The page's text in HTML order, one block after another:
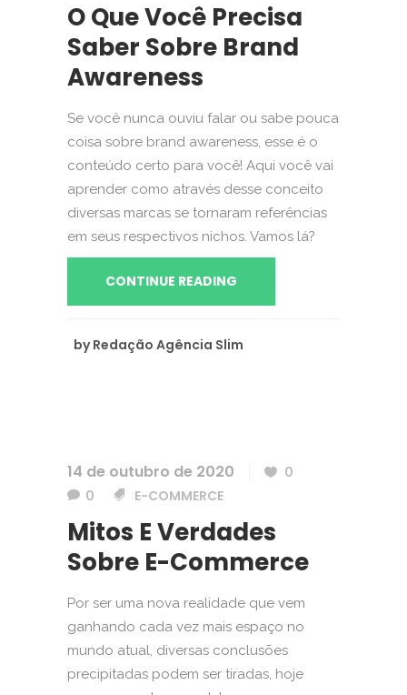
O Que Você Precisa
Saber Sobre Brand
Awareness
Se você nunca ouviu falar ou sabe pouca
coisa sobre brand awareness, esse é o
conteúdo certo para você! Aqui você vai
aprender como através desse conceito
diversas marcas se tornaram referências
em seus respectivos nichos. Vamos lá?
CONTINUE READING
by Redação Agência Slim
14 de outubro de 2020
0
0
E-COMMERCE
Mitos E Verdades
Sobre E-Commerce
Por ser uma nova realidade que vem
ganhando cada vez mais espaço no
mundo atual, diversas conclusões
precipitadas podem ser tiradas, hoje